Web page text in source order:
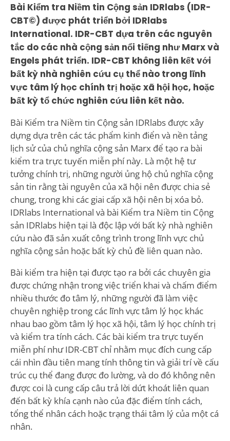
Bài Kiểm tra Niềm tin Cộng sản IDRlabs (IDR-
CBT©) được phát triển bởi IDRlabs
International. IDR-CBT dựa trên các nguyên
tắc do các nhà cộng sản nổi tiếng như Marx và
Engels phát triển. IDR-CBT không liên kết với
bất kỳ nhà nghiên cứu cụ thể nào trong lĩnh
vực tâm lý học chính trị hoặc xã hội học, hoặc
bất kỳ tổ chức nghiên cứu liên kết nào.
Bài Kiểm tra Niềm tin Cộng sản IDRlabs được xây
dựng dựa trên các tác phẩm kinh điển và nền tảng
lịch sử của chủ nghĩa cộng sản Marx để tạo ra bài
kiểm tra trực tuyến miễn phí này. Là một hệ tư
tưởng chính trị, những người ủng hộ chủ nghĩa cộng
sản tin rằng tài nguyên của xã hội nên được chia sẻ
chung, trong khi các giai cấp xã hội nên bị xóa bỏ.
IDRlabs International và bài Kiểm tra Niềm tin Cộng
sản IDRlabs hiện tại là độc lập với bất kỳ nhà nghiên
cứu nào đã sản xuất công trình trong lĩnh vực chủ
nghĩa cộng sản hoặc bất kỳ chủ đề liên quan nào.
Bài kiểm tra hiện tại được tạo ra bởi các chuyên gia
được chứng nhận trong việc triển khai và chấm điểm
nhiều thước đo tâm lý, những người đã làm việc
chuyên nghiệp trong các lĩnh vực tâm lý học khác
nhau bao gồm tâm lý học xã hội, tâm lý học chính trị
và kiểm tra tính cách. Các bài kiểm tra trực tuyến
miễn phí như IDR-CBT chỉ nhằm mục đích cung cấp
cái nhìn đầu tiên mang tính thông tin và giải trí về cấu
trúc cụ thể đang được đo lường, và do đó không nên
được coi là cung cấp câu trả lời dứt khoát liên quan
đến bất kỳ khía cạnh nào của đặc điểm tính cách,
tổng thể nhân cách hoặc trạng thái tâm lý của một cá
nhân.